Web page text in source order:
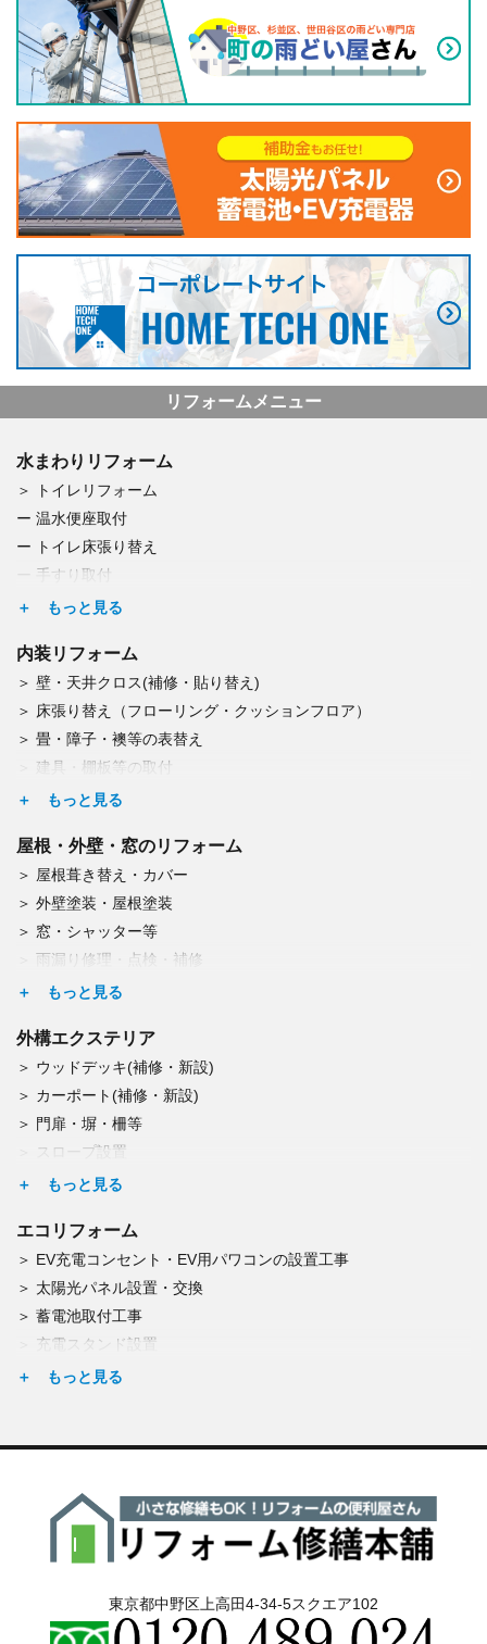
リフォームメニュー
水まわりリフォーム
トイレリフォーム
温水便座取付
トイレ床張り替え
手すり取付
つまり・水漏れ修理
浄水器取付
食洗器交換
レンジフード交換
IH・ガスコンロ交換
浴室乾燥機取付
給湯器等の交換
蛇口・水栓の調整・修理・交換
エコキュート交換
内装リフォーム
壁・天井クロス(補修・貼り替え)
床張り替え（フローリング・クッションフロア）
畳・障子・襖等の表替え
建具・棚板等の取付
カーテンレール取付
照明・シーリングファン交換
エアコン取付・取外し・廃棄
換気口の修理
収納スペース・オーダー収納家具造作
屋根・外壁・窓のリフォーム
屋根葺き替え・カバー
外壁塗装・屋根塗装
窓・シャッター等
雨漏り修理・点検・補修
雨どい交換(掃除も)
玄関ドア交換
トップライト（天窓）交換
ひび割れの補修
屋根板金工事（修理・葺替・塗装）
雨戸修理・交換
外構エクステリア
ウッドデッキ(補修・新設)
カーポート(補修・新設)
門扉・塀・柵等
スロープ設置
宅配BOX設置
門扉の修理・交換
塀の修理・新設
アスファルト舗装
シロアリ予防・腐朽調査
エコリフォーム
EV充電コンセント・EV用パワコンの設置工事
太陽光パネル設置・交換
蓄電池取付工事
充電スタンド設置
エコキュート交換
東京都中野区上高田4-34-5スクエア102